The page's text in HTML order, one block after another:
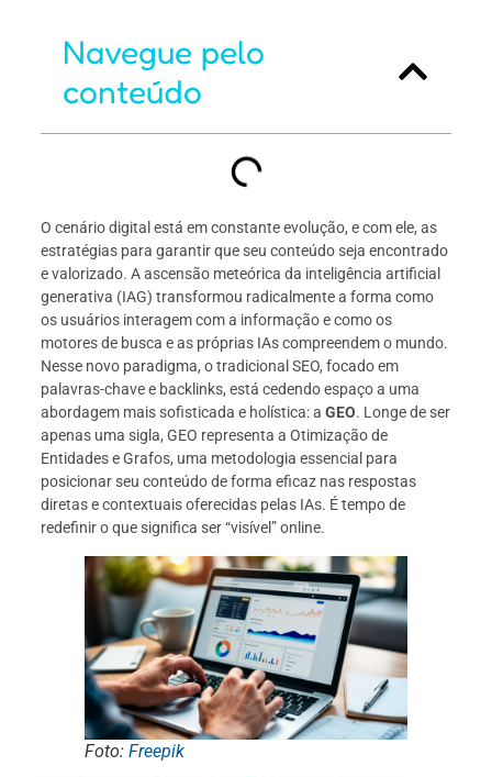
Navegue pelo
conteúdo
O cenário digital está em constante evolução, e com ele, as
estratégias para garantir que seu conteúdo seja encontrado
e valorizado. A ascensão meteórica da inteligência artificial
generativa (IAG) transformou radicalmente a forma como
os usuários interagem com a informação e como os
motores de busca e as próprias IAs compreendem o mundo.
Nesse novo paradigma, o tradicional SEO, focado em
palavras-chave e backlinks, está cedendo espaço a uma
abordagem mais sofisticada e holística: a GEO. Longe de ser
apenas uma sigla, GEO representa a Otimização de
Entidades e Grafos, uma metodologia essencial para
posicionar seu conteúdo de forma eficaz nas respostas
diretas e contextuais oferecidas pelas IAs. É tempo de
redefinir o que significa ser “visível” online.
Foto: Freepik